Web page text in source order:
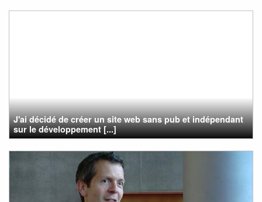
J'ai décidé de créer un site web sans pub et indépendant
sur le développement [...]